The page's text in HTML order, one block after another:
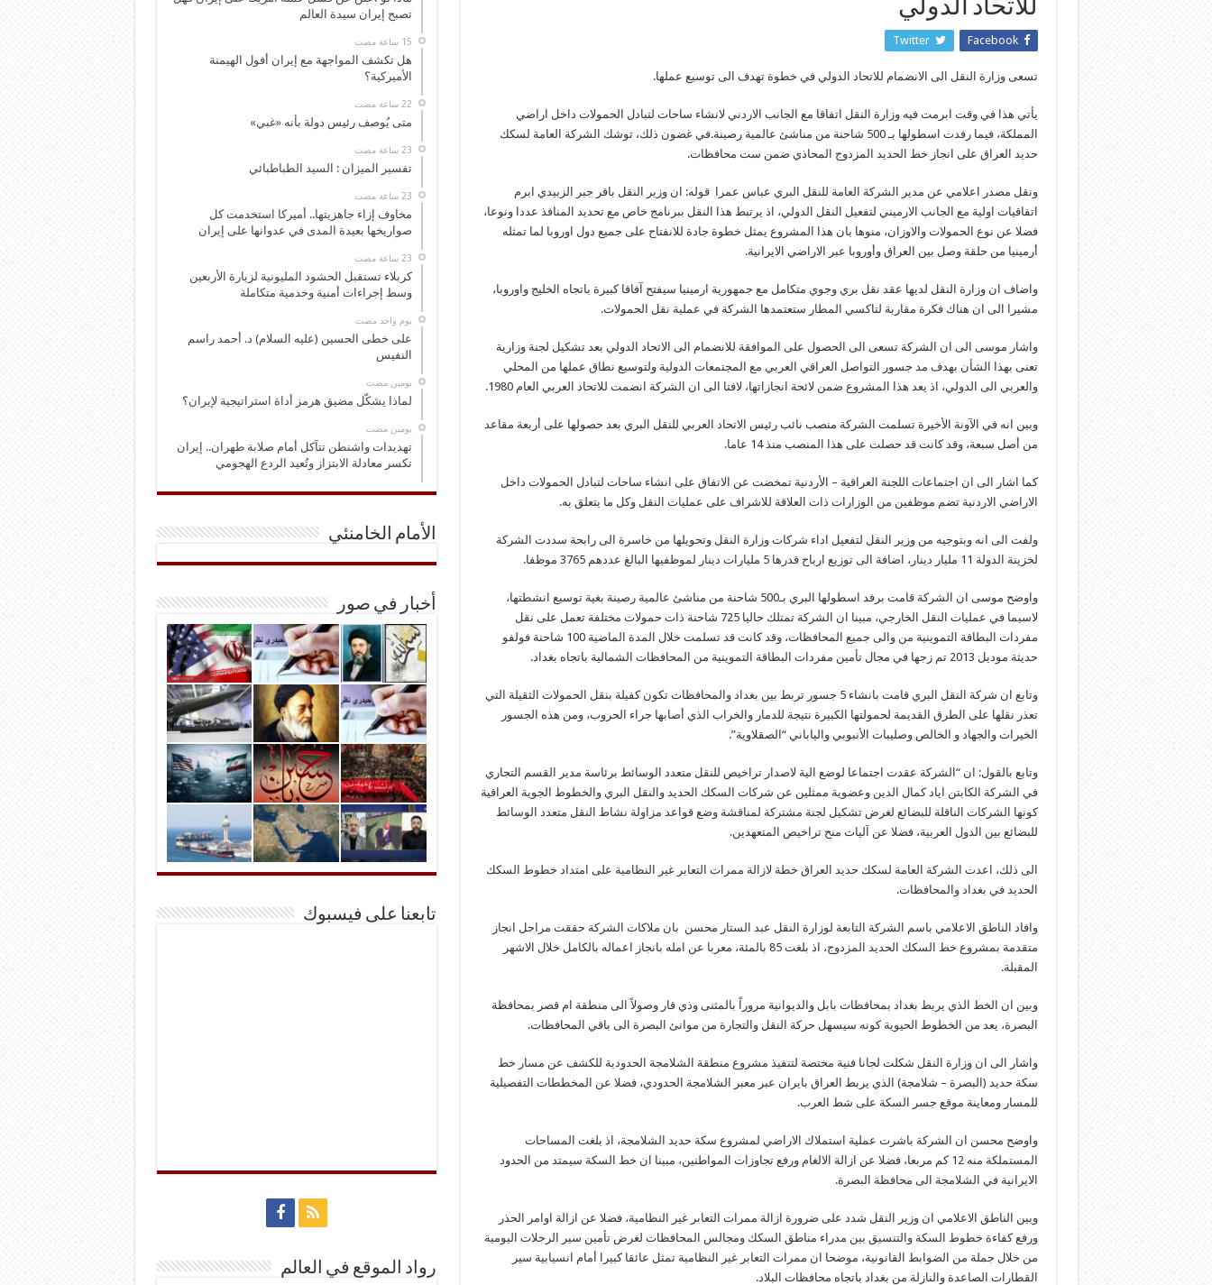
للاتحاد الدولي
Facebook
Twitter
تسعى وزارة النقل الى الانضمام للاتحاد الدولي في خطوة تهدف الى توسيع عملها.
يأتي هذا في وقت ابرمت فيه وزارة النقل اتفاقا مع الجانب الاردني لانشاء ساحات لتبادل الحمولات داخل اراضي
المملكة، فيما رفدت اسطولها بـ 500 شاحنة من مناشئ عالمية رصينة.في غضون ذلك، توشك الشركة العامة لسكك
حديد العراق على انجاز خط الحديد المزدوج المحاذي ضمن ست محافظات.
ونقل مصدر اعلامي عن مدير الشركة العامة للنقل البري عباس عمرا قوله: ان وزير النقل باقر جبر الزبيدي ابرم
اتفاقيات اولية مع الجانب الارميني لتفعيل النقل الدولي، اذ يرتبط هذا النقل ببرنامج خاص مع تحديد المنافذ عددا ونوعا،
فضلا عن نوع الحمولات والاوزان، منوها بان هذا المشروع يمثل خطوة جادة للانفتاح على جميع دول اوروبا لما تمثله
أرمينيا من حلقة وصل بين العراق وأوروبا عبر الاراضي الايرانية.
واضاف ان وزارة النقل لديها عقد نقل بري وجوي متكامل مع جمهورية ارمينيا سيفتح آفاقا كبيرة باتجاه الخليج واوروبا،
مشيرا الى ان هناك فكرة مقاربة لتاكسي المطار ستعتمدها الشركة في عملية نقل الحمولات.
واشار موسى الى ان الشركة تسعى الى الحصول على الموافقة للانضمام الى الاتحاد الدولي بعد تشكيل لجنة وزارية
تعنى بهذا الشأن بهدف مد جسور التواصل العراقي العربي مع المجتمعات الدولية ولتوسيع نطاق عملها من المحلي
والعربي الى الدولي، اذ يعد هذا المشروع ضمن لائحة انجازاتها، لافتا الى ان الشركة انضمت للاتحاد العربي العام 1980.
وبين انه في الآونة الأخيرة تسلمت الشركة منصب نائب رئيس الاتحاد العربي للنقل البري بعد حصولها على أربعة مقاعد
من أصل سبعة، وقد كانت قد حصلت على هذا المنصب منذ 14 عاما.
كما اشار الى ان اجتماعات اللجنة العراقية – الأردنية تمخضت عن الاتفاق على انشاء ساحات لتبادل الحمولات داخل
الاراضي الاردنية تضم موظفين من الوزارات ذات العلاقة للاشراف على عمليات النقل وكل ما يتعلق به.
ولفت الى انه وبتوجيه من وزير النقل لتفعيل اداء شركات وزارة النقل وتحويلها من خاسرة الى رابحة سددت الشركة
لخزينة الدولة 11 مليار دينار، اضافة الى توزيع ارباح قدرها 5 مليارات دينار لموظفيها البالغ عددهم 3765 موظفا.
واوضح موسى ان الشركة قامت برفد اسطولها البري بـ500 شاحنة من مناشئ عالمية رصينة بغية توسيع انشطتها،
لاسيما في عمليات النقل الخارجي، مبينا ان الشركة تمتلك حاليا 725 شاحنة ذات حمولات مختلفة تعمل على نقل
مفردات البطاقة التموينية من والى جميع المحافظات، وقد كانت قد تسلمت خلال المدة الماضية 100 شاحنة فولفو
حديثة موديل 2013 تم زجها في مجال تأمين مفردات البطاقة التموينية من المحافظات الشمالية باتجاه بغداد.
وتابع ان شركة النقل البري قامت بانشاء 5 جسور تربط بين بغداد والمحافظات تكون كفيلة بنقل الحمولات الثقيلة التي
تعذر نقلها على الطرق القديمة لحمولتها الكبيرة نتيجة للدمار والخراب الذي أصابها جراء الحروب، ومن هذه الجسور
الخيرات والجهاد و الخالص وصليبات الأنبوبي والياباني “الصقلاوية”.
وتابع بالقول: ان “الشركة عقدت اجتماعا لوضع الية لاصدار تراخيص للنقل متعدد الوسائط برئاسة مدير القسم التجاري
في الشركة الكابتن اياد كمال الدين وعضوية ممثلين عن شركات السكك الحديد والنقل البري والخطوط الجوية العراقية
كونها الشركات الناقلة للبضائع لغرض تشكيل لجنة مشتركة لمناقشة وضع قواعد مزاولة نشاط النقل متعدد الوسائط
للبضائع بين الدول العربية، فضلا عن آليات منح تراخيص المتعهدين.
الى ذلك، اعدت الشركة العامة لسكك حديد العراق خطة لازالة ممرات التعابر غير النظامية على امتداد خطوط السكك
الحديد في بغداد والمحافظات.
وافاد الناطق الاعلامي باسم الشركة التابعة لوزارة النقل عبد الستار محسن بان ملاكات الشركة حققت مراحل انجاز
متقدمة بمشروع خط السكك الحديد المزدوج، اذ بلغت 85 بالمئة، معربا عن امله بانجاز اعماله بالكامل خلال الاشهر
المقبلة.
وبين ان الخط الذي يربط بغداد بمحافظات بابل والديوانية مروراً بالمثنى وذي قار وصولاً الى منطقة ام قصر بمحافظة
البصرة، يعد من الخطوط الحيوية كونه سيسهل حركة النقل والتجارة من موانئ البصرة الى باقي المحافظات.
واشار الى ان وزارة النقل شكلت لجانا فنية مختصة لتنفيذ مشروع منطقة الشلامجة الحدودية للكشف عن مسار خط
سكة حديد (البصرة – شلامجة) الذي يربط العراق بايران عبر معبر الشلامجة الحدودي، فضلا عن المخططات التفصيلية
للمسار ومعاينة موقع جسر السكة على شط العرب.
واوضح محسن ان الشركة باشرت عملية استملاك الاراضي لمشروع سكة حديد الشلامجة، اذ بلغت المساحات
المستملكة منه 12 كم مربعا، فضلا عن ازالة الالغام ورفع تجاوزات المواطنين، مبينا ان خط السكة سيمتد من الحدود
الايرانية في الشلامجة الى محافظة البصرة.
وبين الناطق الاعلامي ان وزير النقل شدد على ضرورة ازالة ممرات التعابر غير النظامية، فضلا عن ازالة اوامر الحذر
ورفع كفاءة خطوط السكة والتنسيق بين مدراء مناطق السكك ومجالس المحافظات لغرض تأمين سير الرحلات اليومية
من خلال جملة من الضوابط القانونية، موضحا ان ممرات التعابر غير النظامية تمثل عائقا كبيرا أمام انسيابية سير
القطارات الصاعدة والنازلة من بغداد باتجاه محافظات البلاد.
تصبح إيران سيدة العالم
هل تكشف المواجهة مع إيران أفول الهيمنة
الأميركية؟
متى يُوصف رئيس دولة بأنه «غبي»
تفسير الميزان : السيد الطباطبائي
مخاوف إزاء جاهزيتها.. أميركا استخدمت كل
صواريخها بعيدة المدى في عدوانها على إيران
كربلاء تستقبل الحشود المليونية لزيارة الأربعين
وسط إجراءات أمنية وخدمية متكاملة
‏يوم واحد مضت
على خطى الحسين (عليه السلام) د. أحمد راسم
النفيس
‏يومين مضت
لماذا يشكّل مضيق هرمز أداة استراتيجية لإيران؟
‏يومين مضت
تهديدات واشنطن تتآكل أمام صلابة طهران.. إيران
تكسر معادلة الابتزاز وتُعيد الردع الهجومي
الأمام الخامنئي
أخبار في صور
تابعنا على فيسبوك
رواد الموقع في العالم